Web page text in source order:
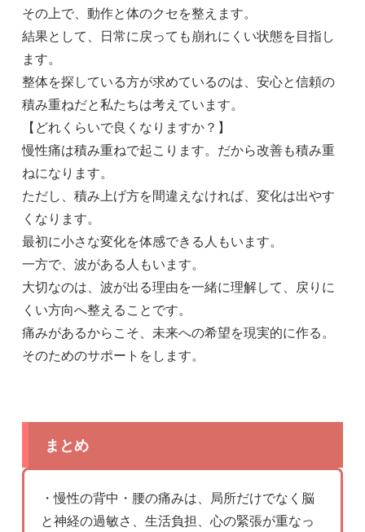
その上で、動作と体のクセを整えます。
結果として、日常に戻っても崩れにくい状態を目指し
ます。
整体を探している方が求めているのは、安心と信頼の
積み重ねだと私たちは考えています。
【どれくらいで良くなりますか？】
慢性痛は積み重ねで起こります。だから改善も積み重
ねになります。
ただし、積み上げ方を間違えなければ、変化は出やす
くなります。
最初に小さな変化を体感できる人もいます。
一方で、波がある人もいます。
大切なのは、波が出る理由を一緒に理解して、戻りに
くい方向へ整えることです。
痛みがあるからこそ、未来への希望を現実的に作る。
そのためのサポートをします。
まとめ
・慢性の背中・腰の痛みは、局所だけでなく脳
と神経の過敏さ、生活負担、心の緊張が重なっ